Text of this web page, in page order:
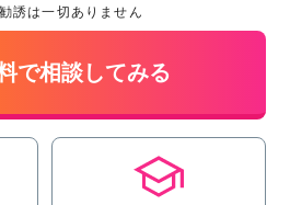
誘は一切ありません
で相談してみる